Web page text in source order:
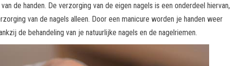
de handen. De verzorging van de eigen nagels is een onderdeel hiervan,
van de nagels alleen. Door een manicure worden je handen weer
de behandeling van je natuurlijke nagels en de nagelriemen.